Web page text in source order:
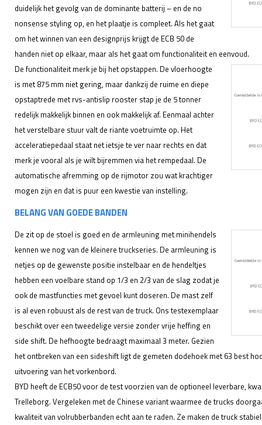
duidelijk het gevolg van de dominante batterij – en de no
nonsense styling op, en het plaatje is compleet. Als het gaat
om het winnen van een designprijs krijgt de ECB 50 de
handen niet op elkaar, maar als het gaat om functionaliteit en eenvoud.
De functionaliteit merk je bij het opstappen. De vloerhoogte
is met 875 mm niet gering, maar dankzij de ruime en diepe
opstaptrede met rvs-antislip rooster stap je de 5 tonner
redelijk makkelijk binnen en ook makkelijk af. Eenmaal achter
het verstelbare stuur valt de riante voetruimte op. Het
acceleratiepedaal staat net ietsje te ver naar rechts en dat
merk je vooral als je wilt bijremmen via het rempedaal. De
automatische afremming op de rijmotor zou wat krachtiger
mogen zijn en dat is puur een kwestie van instelling.
BELANG VAN GOEDE BANDEN
De zit op de stoel is goed en de armleuning met minihendels
kennen we nog van de kleinere truckseries. De armleuning is
netjes op de gewenste positie instelbaar en de hendeltjes
hebben een voelbare stand op 1/3 en 2/3 van de slag zodat je
ook de mastfuncties met gevoel kunt doseren. De mast zelf
is al even robuust als de rest van de truck. Ons testexemplaar
beschikt over een tweedelige versie zonder vrije heffing en
side shift. De hefhoogte bedraagt maximaal 3 meter. Gezien
het ontbreken van een sideshift ligt de gemeten dodehoek met 63 best
uitvoering van het vorkenbord.
BYD heeft de ECB50 voor de test voorzien van de optioneel leverbare,
Trelleborg. Vergeleken met de Chinese variant waarmee de trucks
kwaliteit van volrubberbanden echt aan te raden. Ze maken de truck